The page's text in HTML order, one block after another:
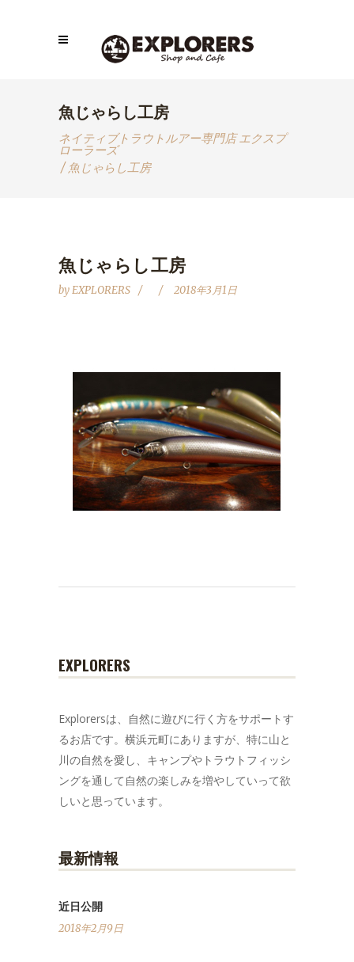
魚じゃらし工房
ネイティブトラウトルアー専門店 エクスプ
ローラーズ
/ 魚じゃらし工房
魚じゃらし工房
byEXPLORERS 2018年3月1日
EXPLORERS
Explorersは、自然に遊びに行く方をサポートす
るお店です。横浜元町にありますが、特に山と
川の自然を愛し、キャンプやトラウトフィッシ
ングを通して自然の楽しみを増やしていって欲
しいと思っています。
最新情報
近日公開
2018年2月9日